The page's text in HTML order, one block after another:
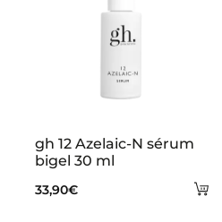
gh 12 Azelaic-N sérum
bigel 30 ml
33,90€